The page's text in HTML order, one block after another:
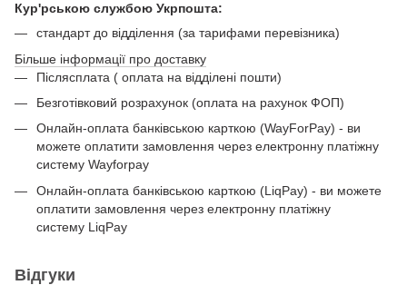
Кур'рською службою Укрпошта:
стандарт до відділення (за тарифами перевізника)
Більше інформації про доставку
Післясплата ( оплата на відділені пошти)
Безготівковий розрахунок (оплата на рахунок ФОП)
Онлайн-оплата банківською карткою (WayForPay) - ви
можете оплатити замовлення через електронну платіжну
систему Wayforpay
Онлайн-оплата банківською карткою (LiqPay) - ви можете
оплатити замовлення через електронну платіжну
систему LiqPay
Відгуки